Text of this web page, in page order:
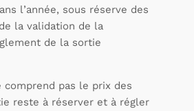
l’année, sous réserve des
la validation de la
de la sortie
comprend pas le prix des
reste à réserver et à régler